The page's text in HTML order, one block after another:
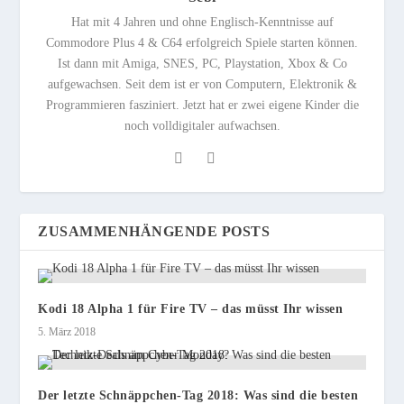
Hat mit 4 Jahren und ohne Englisch-Kenntnisse auf
Commodore Plus 4 & C64 erfolgreich Spiele starten können.
Ist dann mit Amiga, SNES, PC, Playstation, Xbox & Co
aufgewachsen. Seit dem ist er von Computern, Elektronik &
Programmieren fasziniert. Jetzt hat er zwei eigene Kinder die
noch volldigitaler aufwachsen.
ZUSAMMENHÄNGENDE POSTS
Kodi 18 Alpha 1 für Fire TV – das müsst Ihr wissen
5. März 2018
Der letzte Schnäppchen-Tag 2018: Was sind die besten